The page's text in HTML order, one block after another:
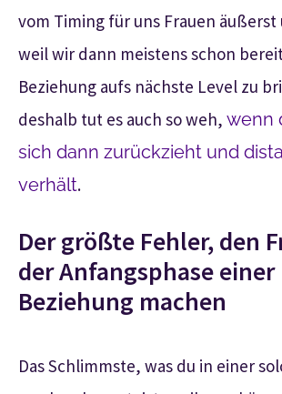
vom Timing für uns Frauen
weil wir dann meistens schon
Beziehung aufs nächste Level zu
deshalb tut es auch so weh, wenn
sich dann zurückzieht und
verhält.
Der größte Fehler, den
der Anfangsphase einer
Beziehung machen
Das Schlimmste, was du in einer